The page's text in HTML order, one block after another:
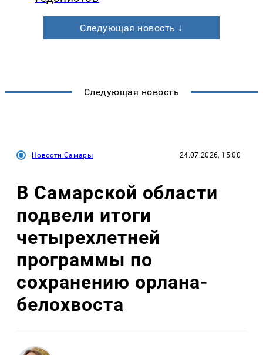
Следующая новость ↓
Следующая новость
Новости Самары 24.07.2026, 15:00
В Самарской области
подвели итоги
четырехлетней
программы по
сохранению орлана-
белохвоста